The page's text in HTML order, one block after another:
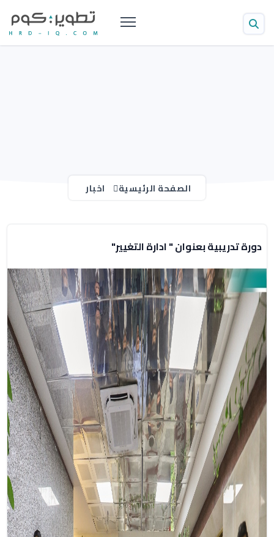
الصفحة الرئيسية اخبار
دورة تدريبية بعنوان " ادارة التغيير"